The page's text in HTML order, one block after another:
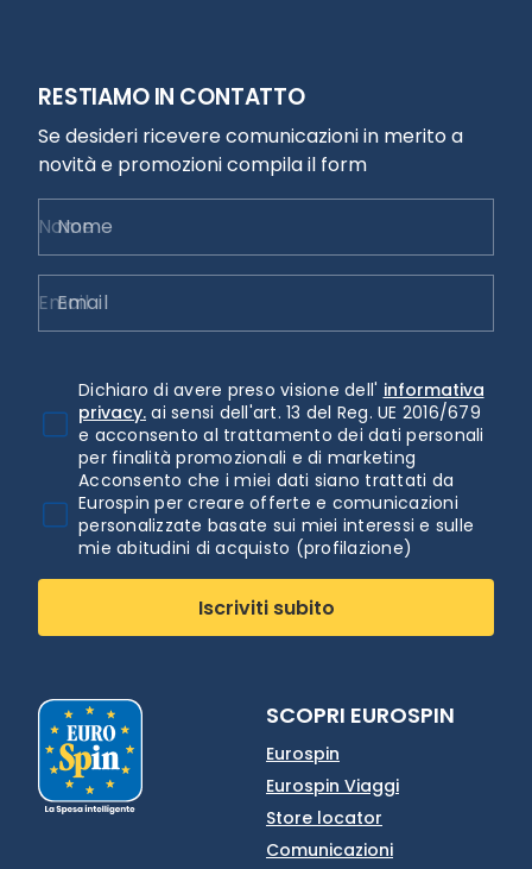
RESTIAMO IN CONTATTO
Se desideri ricevere comunicazioni in merito a
novità e promozioni compila il form
Nome
Email
Dichiaro di avere preso visione dell' informativa
privacy. ai sensi dell'art. 13 del Reg. UE 2016/679
e acconsento al trattamento dei dati personali
per finalità promozionali e di marketing
Acconsento che i miei dati siano trattati da
Eurospin per creare offerte e comunicazioni
personalizzate basate sui miei interessi e sulle
mie abitudini di acquisto (profilazione)
Iscriviti subito
SCOPRI EUROSPIN
Eurospin
Eurospin Viaggi
Store locator
Comunicazioni